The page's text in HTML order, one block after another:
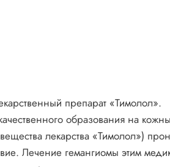
препарат «Тимолол».
образования на
лекарства «Тимолол»)
Лечение гемангиомы этим